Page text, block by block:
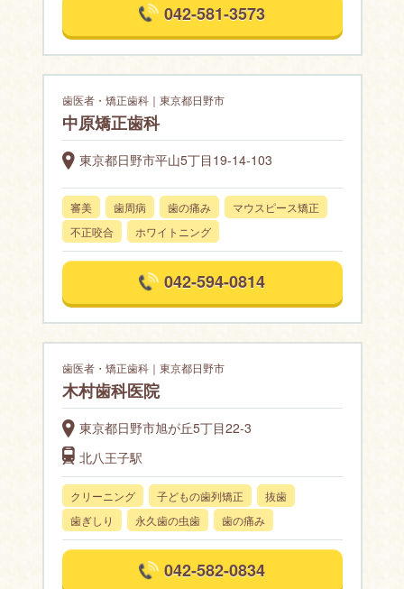
042-581-3573
歯医者・矯正歯科｜東京都日野市
中原矯正歯科
東京都日野市平山5丁目19-14-103
審美 歯周病 歯の痛み
マウスピース矯正
不正咬合
ホワイトニング
042-594-0814
歯医者・矯正歯科｜東京都日野市
木村歯科医院
東京都日野市旭が丘5丁目22-3
北八王子駅
クリーニング 子どもの歯列矯正
抜歯
歯ぎしり
永久歯の虫歯 歯の痛み
042-582-0834